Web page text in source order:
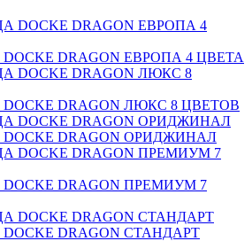
DRAGON ЕВРОПА 4 ЦВЕТА
DRAGON ЛЮКС 8 ЦВЕТОВ
DRAGON ОРИДЖИНАЛ
DRAGON ПРЕМИУМ 7
DRAGON СТАНДАРТ